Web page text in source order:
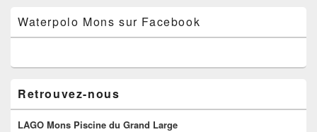
(
o
u
e
n
s
u
n
o
u
v
d
s
u
n
e
a
l
n
i
(
o
u
n
e
n
v
f
e
Waterpolo Mons sur Facebook
Retrouvez-nous
LAGO Mons Piscine du Grand Large